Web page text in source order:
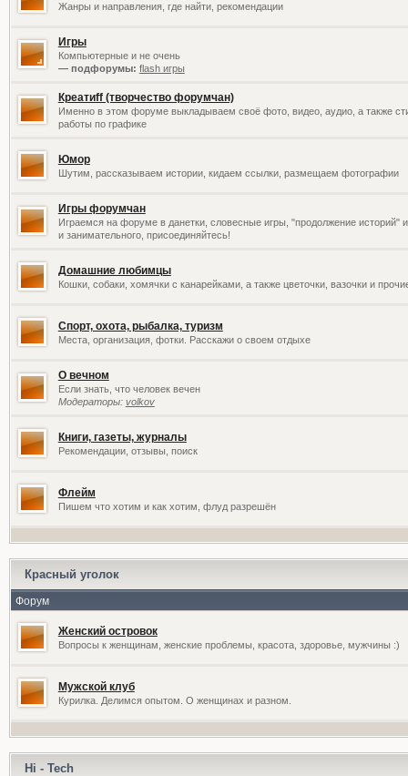
Жанры и направления, где найти, рекомендации
Игры
Компьютерные и не очень
— подфорумы: flash игры
Креатиff (творчество форумчан)
Именно в этом форуме выкладываем своё фото, видео, аудио, а также
работы по графике
Юмор
Шутим, рассказываем истории, кидаем ссылки, размещаем фотографии
Игры форумчан
Играемся на форуме в данетки, словесные игры, "продолжение историй"
и занимательного, присоединяйтесь!
Домашние любимцы
Кошки, собаки, хомячки с канарейками, а также цветочки, вазочки и
Спорт, охота, рыбалка, туризм
Места, организация, фотки. Расскажи о своем отдыхе
О вечном
Если знать, что человек вечен
Модераторы: volkov
Книги, газеты, журналы
Рекомендации, отзывы, поиск
Флейм
Пишем что хотим и как хотим, флуд разрешён
Красный уголок
Форум
Женский островок
Вопросы к женщинам, женские проблемы, красота, здоровье, мужчины :)
Мужской клуб
Курилка. Делимся опытом. О женщинах и разном.
Hi - Tech